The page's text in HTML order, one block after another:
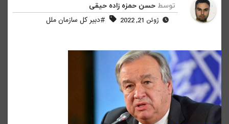
توسط حسن حمزه زاده حیقی
ژوئن 21, 2022 #دبیر کل سازمان ملل